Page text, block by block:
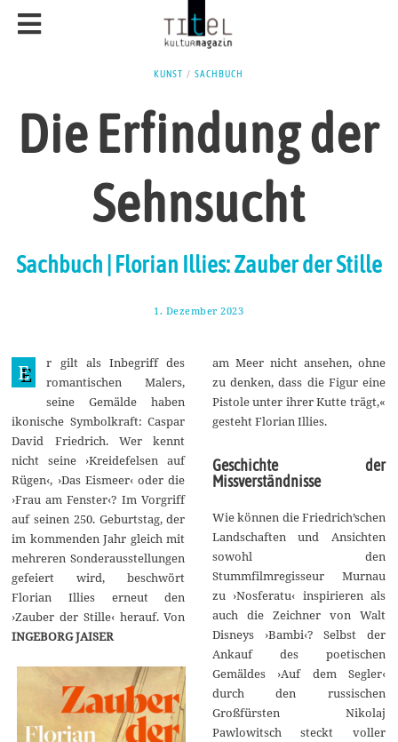
KUNST / SACHBUCH
Die Erfindung der
Sehnsucht
Sachbuch | Florian Illies: Zauber der Stille
1. Dezember 2023
e
e
m
b
e
2
0
2
E
r gilt als Inbegriff des
romantischen Malers,
seine Gemälde haben
ikonische Symbolkraft: Caspar
David Friedrich. Wer kennt
nicht seine ›Kreidefelsen auf
Rügen‹, ›Das Eismeer‹ oder die
›Frau am Fenster‹? Im Vorgriff
auf seinen 250. Geburtstag, der
im kommenden Jahr gleich mit
mehreren Sonderausstellungen
gefeiert wird, beschwört
Florian Illies erneut den
›Zauber der Stille‹ herauf. Von
INGEBORG JAISER
am Meer nicht ansehen, ohne
zu denken, dass die Figur eine
Pistole unter ihrer Kutte trägt,«
gesteht Florian Illies.
Geschichte der
Missverständnisse
Wie können die Friedrich’schen
Landschaften und Ansichten
sowohl den
Stummfilmregisseur Murnau
zu ›Nosferatu‹ inspirieren als
auch die Zeichner von Walt
Disneys ›Bambi‹? Selbst der
Ankauf des poetischen
Gemäldes ›Auf dem Segler‹
durch den russischen
Großfürsten Nikolaj
Pawlowitsch steckt voller